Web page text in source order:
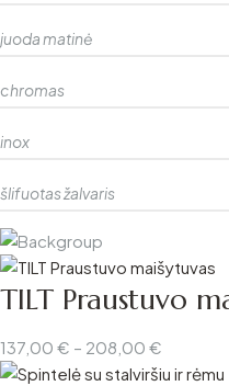
juoda matinė
chromas
inox
šlifuotas žalvaris
TILT Praustuvo
137,00 € – 208,00 €
range: